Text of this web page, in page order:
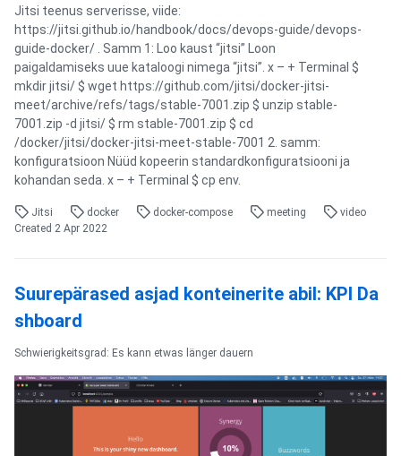
Jitsi teenus serverisse, viide:
https://jitsi.github.io/handbook/docs/devops-guide/devops-
guide-docker/ . Samm 1: Loo kaust “jitsi” Loon
paigaldamiseks uue kataloogi nimega “jitsi”. x – + Terminal $
mkdir jitsi/ $ wget https://github.com/jitsi/docker-jitsi-
meet/archive/refs/tags/stable-7001.zip $ unzip stable-
7001.zip -d jitsi/ $ rm stable-7001.zip $ cd
/docker/jitsi/docker-jitsi-meet-stable-7001 2. samm:
konfiguratsioon Nüüd kopeerin standardkonfiguratsiooni ja
kohandan seda. x – + Terminal $ cp env.
Jitsi docker docker-compose meeting
video
Created 2 Apr 2022
Suurepärased asjad konteinerite abil: KPI Da
shboard
Schwierigkeitsgrad: Es kann etwas länger dauern